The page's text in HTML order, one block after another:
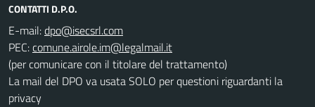
CONTATTI D.P.O.
E-mail:
PEC:
(per comunicare con il titolare del trattamento)
La mail del DPO va usata SOLO per questioni riguardanti la
privacy